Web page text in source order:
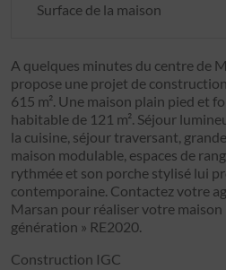
Surface de la maison
A quelques minutes du centre de
propose une projet de
615 m². Une maison plain pied et
habitable de 121 m². Séjour
la cuisine, séjour traversant,
maison modulable, espaces de
rythmée et son porche stylisé lui
contemporaine. Contactez votre
Marsan pour réaliser votre
génération » RE2020.
Construction IGC